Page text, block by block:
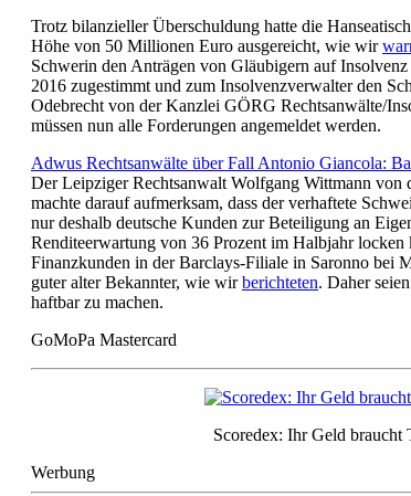
Trotz bilanzieller Überschuldung hatte die
Höhe von 50 Millionen Euro ausgereicht, wie wir
Schwerin den Anträgen von Gläubigern auf
2016 zugestimmt und zum Insolvenzverwalter den
Odebrecht von der Kanzlei GÖRG Rechtsanwälte/
müssen nun alle Forderungen angemeldet werden.
Adwus Rechtsanwälte über Fall Antonio Giancola:
Der Leipziger Rechtsanwalt Wolfgang Wittmann von
machte darauf aufmerksam, dass der verhaftete
nur deshalb deutsche Kunden zur Beteiligung an
Renditeerwartung von 36 Prozent im Halbjahr
Finanzkunden in der Barclays-Filiale in Saronno bei
guter alter Bekannter, wie wirberichteten. Daher
haftbar zu machen.
GoMoPa Mastercard
Scoredex: Ihr Geld braucht
Werbung